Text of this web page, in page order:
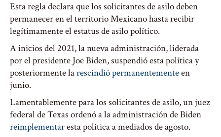
Esta regla declara que los solicitantes de asilo deben
permanecer en el territorio Mexicano hasta recibir
legítimamente el estatus de asilo político.
A inicios del 2021, la nueva administración, liderada
por el presidente Joe Biden, suspendió esta política y
posteriormente larescindió permanentementeen
junio.
Lamentablemente para los solicitantes de asilo, un juez
federal de Texas ordenó a la administración de Biden
reimplementaresta política a mediados de agosto.